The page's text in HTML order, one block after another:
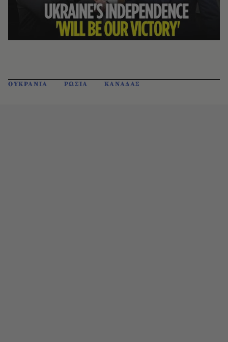
ΟΥΚΡΑΝΙΑ ΡΩΣΙΑ ΚΑΝΑΔΑΣ